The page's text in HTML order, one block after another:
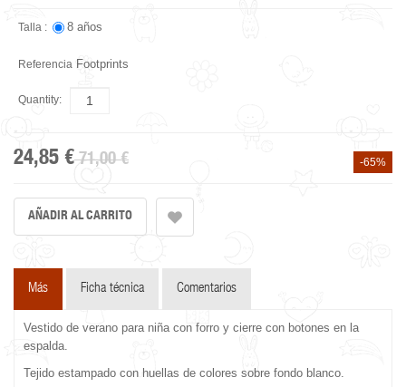
Talla : 8 años
Referencia Footprints
Quantity:
24,85 € 71,00 € -65%
Más Ficha técnica Comentarios
Vestido de verano para niña con forro y cierre con botones en la
espalda.
Tejido estampado con huellas de colores sobre fondo blanco.